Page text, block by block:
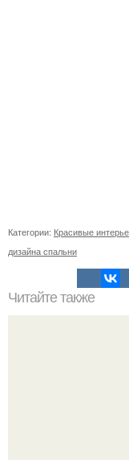
Категории: Красивые
дизайна спальни
Читайте также